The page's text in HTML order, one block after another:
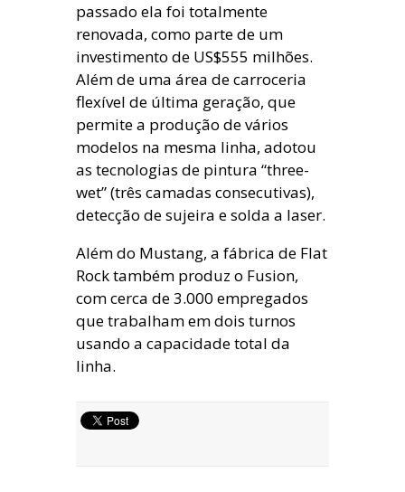
passado ela foi totalmente
renovada, como parte de um
investimento de US$555 milhões.
Além de uma área de carroceria
flexível de última geração, que
permite a produção de vários
modelos na mesma linha, adotou
as tecnologias de pintura “three-
wet” (três camadas consecutivas),
detecção de sujeira e solda a laser.
Além do Mustang, a fábrica de Flat
Rock também produz o Fusion,
com cerca de 3.000 empregados
que trabalham em dois turnos
usando a capacidade total da
linha.